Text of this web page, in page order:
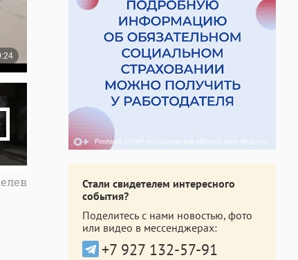
Стали свидетелем интересного
события?
Поделитесь с нами новостью, фото
или видео в мессенджерах:
+7 927 132-57-91